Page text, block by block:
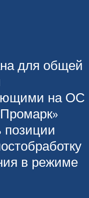
для общей
на ОС
позиции
в режиме